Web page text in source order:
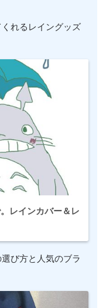
れるレイングッズ
レインカバー＆レ
び方と人気のブラ